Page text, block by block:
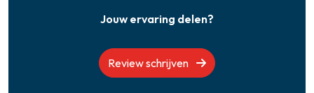
Jouw ervaring delen?
Review schrijven